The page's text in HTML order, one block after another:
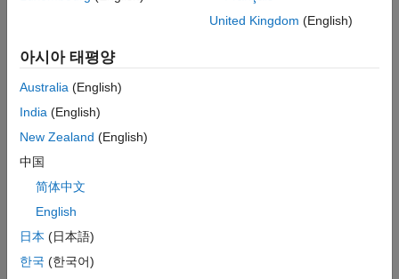
플런지/급강하
무작위 반올림, RINS, RENS
분기한정
반복 과정 표시
HiGHS 개요
합니다.
intlinprog
United Kingdom (English)
아시아 태평양
Australia (English)
India (English)
New Zealand (English)
中国
简体中文
English
日本 (日本語)
한국 (한국어)